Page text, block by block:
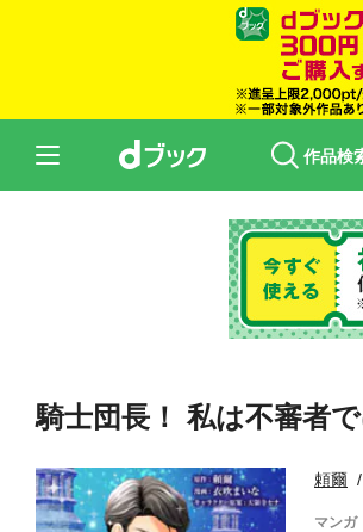
作品検
騎士団長！ 私は不審者
頼爾
マンガ